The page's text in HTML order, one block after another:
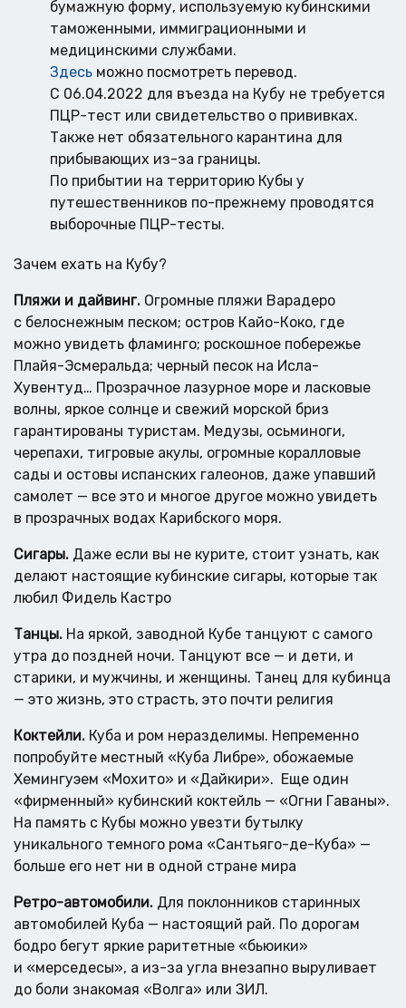
бумажную форму, используемую кубинскими
таможенными, иммиграционными и
медицинскими службами.
Здесь можно посмотреть перевод.
С 06.04.2022 для въезда на Кубу не требуется
ПЦР-тест или свидетельство о прививках.
Также нет обязательного карантина для
прибывающих из-за границы.
По прибытии на территорию Кубы у
путешественников по-прежнему проводятся
выборочные ПЦР-тесты.
Зачем ехать на Кубу?
Пляжи и дайвинг. Огромные пляжи Варадеро
с белоснежным песком; остров Кайо-Коко, где
можно увидеть фламинго; роскошное побережье
Плайя-Эсмеральда; черный песок на Исла-
Хувентуд… Прозрачное лазурное море и ласковые
волны, яркое солнце и свежий морской бриз
гарантированы туристам. Медузы, осьминоги,
черепахи, тигровые акулы, огромные коралловые
сады и остовы испанских галеонов, даже упавший
самолет — все это и многое другое можно увидеть
в прозрачных водах Карибского моря.
Сигары. Даже если вы не курите, стоит узнать, как
делают настоящие кубинские сигары, которые так
любил Фидель Кастро
Танцы. На яркой, заводной Кубе танцуют с самого
утра до поздней ночи. Танцуют все — и дети, и
старики, и мужчины, и женщины. Танец для кубинца
— это жизнь, это страсть, это почти религия
Коктейли. Куба и ром неразделимы. Непременно
попробуйте местный «Куба Либре», обожаемые
Хемингуэем «Мохито» и «Дайкири». Еще один
«фирменный» кубинский коктейль — «Огни Гаваны».
На память с Кубы можно увезти бутылку
уникального темного рома «Сантьяго-де-Куба» —
больше его нет ни в одной стране мира
Ретро-автомобили. Для поклонников старинных
автомобилей Куба — настоящий рай. По дорогам
бодро бегут яркие раритетные «бьюики»
и «мерседесы», а из-за угла внезапно выруливает
до боли знакомая «Волга» или ЗИЛ.